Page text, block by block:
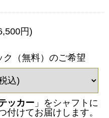
円)
ク（無料）のご希望
ッカー 」をシャフトに
付けてお届けします。